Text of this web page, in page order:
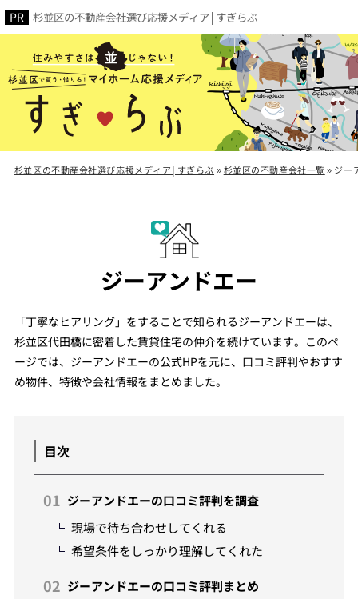
杉並区の不動産会社選び応援メディア│すぎらぶ
杉並区の不動産会社選び応援メディア│すぎらぶ »杉並区の不動産会社一覧» ジー
ジーアンドエー
「丁寧なヒアリング」をすることで知られるジーアンドエーは、
杉並区代田橋に密着した賃貸住宅の仲介を続けています。このペ
ージでは、ジーアンドエーの公式HPを元に、口コミ評判やおすす
め物件、特徴や会社情報をまとめました。
目次
ジーアンドエーの口コミ評判を調査
現場で待ち合わせしてくれる
希望条件をしっかり理解してくれた
ジーアンドエーの口コミ評判まとめ